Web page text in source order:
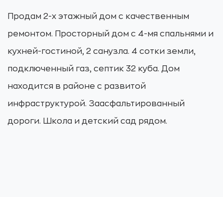
Продам 2-х этажный дом с качественным
ремонтом. Просторный дом с 4-мя спальнями и
кухней-гостиной, 2 санузла. 4 сотки земли,
подключенный газ, септик 32 куба. Дом
находится в районе с развитой
инфраструктурой. Заасфальтированный
дороги. Школа и детский сад рядом.